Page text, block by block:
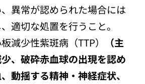
異常が認められた場合には
適切な処置を行うこと。
減少性紫斑病（TTP）
（主
、破砕赤血球の出現を認め
動揺する精神・神経症状、